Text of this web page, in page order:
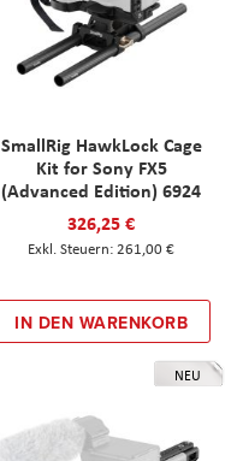
SmallRig HawkLock Cage
Kit for Sony FX5
(Advanced Edition) 6924
326,25 €
261,00 €
IN DEN WARENKORB
NEU